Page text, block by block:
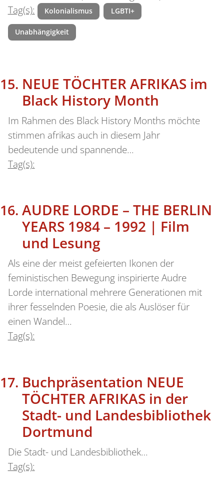
Tag(s):
Kolonialismus LGBTI+
Unabhängigkeit
NEUE TÖCHTER AFRIKAS im
Black History Month
Im Rahmen des Black History Months möchte
stimmen afrikas auch in diesem Jahr
bedeutende und spannende…
Tag(s):
AUDRE LORDE – THE BERLIN
YEARS 1984 – 1992 | Film
und Lesung
Als eine der meist gefeierten Ikonen der
feministischen Bewegung inspirierte Audre
Lorde international mehrere Generationen mit
ihrer fesselnden Poesie, die als Auslöser für
einen Wandel…
Tag(s):
Buchpräsentation NEUE
TÖCHTER AFRIKAS in der
Stadt- und Landesbibliothek
Dortmund
Die Stadt- und Landesbibliothek…
Tag(s):